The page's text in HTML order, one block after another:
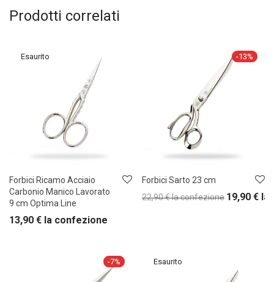
Prodotti correlati
Forbici Ricamo Acciaio
Carbonio Manico Lavorato
9 cm Optima Line
13,90 € la confezione
-13%
Forbici Sarto 23 cm
22,90€la confezione 19,90 € la
-7%